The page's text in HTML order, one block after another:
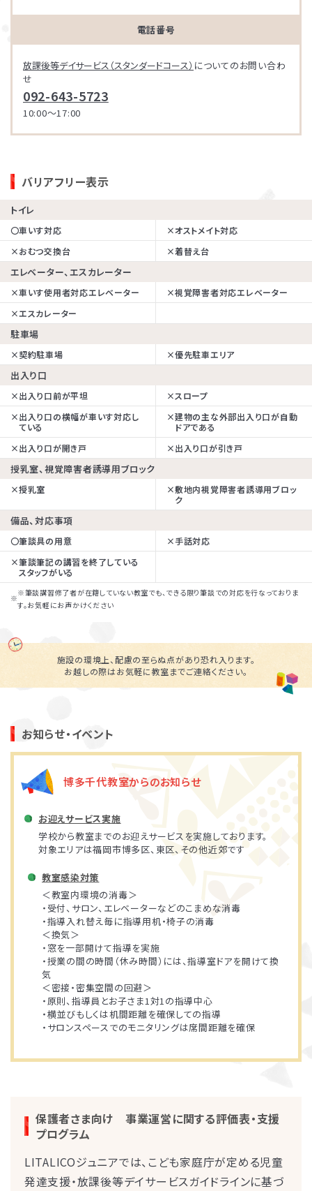
電話番号
放課後等デイサービス（スタンダードコース） についてのお問い合わ
せ
092-643-5723
10:00～17:00
バリアフリー表示
トイレ
〇車いす対応 ×オストメイト対応
×おむつ交換台 ×着替え台
エレベーター、エスカレーター
×車いす使用者対応エレベーター ×視覚障害者対応エレベーター
×エスカレーター
駐車場
×契約駐車場 ×優先駐車エリア
出入り口
×出入り口前が平坦 ×スロープ
×出入り口の横幅が車いす対応し
ている
×建物の主な外部出入り口が自動
ドアである
×出入り口が開き戸 ×出入り口が引き戸
授乳室、視覚障害者誘導用ブロック
×授乳室 ×敷地内視覚障害者誘導用ブロッ
ク
備品、対応事項
〇筆談具の用意 ×手話対応
×筆談筆記の講習を終了している
スタッフがいる
※筆談講習修了者が在籍していない教室でも、できる限り筆談での対応を行なっておりま
す。お気軽にお声かけください
施設の環境上、配慮の至らぬ点があり恐れ入ります。
お越しの際はお気軽に教室までご連絡ください。
お知らせ・イベント
博多千代教室からのお知らせ
お迎えサービス実施
学校から教室までのお迎えサービスを実施しております。
対象エリアは福岡市博多区、東区、その他近郊です
教室感染対策
＜教室内環境の消毒＞
・受付、サロン、エレベーターなどのこまめな消毒
・指導入れ替え毎に指導用机・椅子の消毒
＜換気＞
・窓を一部開けて指導を実施
・授業の間の時間（休み時間）には、指導室ドアを開けて換
気
＜密接・密集空間の回避＞
・原則、指導員とお子さま1対1の指導中心
・横並びもしくは机間距離を確保しての指導
・サロンスペースでのモニタリングは席間距離を確保
保護者さま向け 事業運営に関する評価表・支援
プログラム
LITALICOジュニアでは、こども家庭庁が定める児童
発達支援・放課後等デイサービスガイドラインに基づ